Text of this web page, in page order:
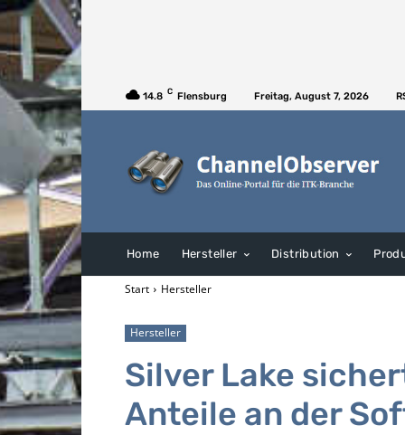
14.8 C Flensburg Freitag, August 7, 2026
Home Hersteller Distribution
Start Hersteller
Hersteller
Silver Lake
Anteile an der